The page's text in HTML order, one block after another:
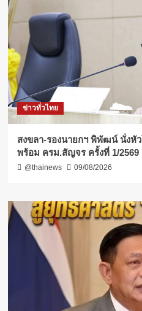
ข่าวทั่วไทย
สงขลา-รองนายกฯ พิพัฒน์ นั่งหั
พร้อม ครม.สัญจร ครั้งที่ 1/2569
@thainews 09/08/2026